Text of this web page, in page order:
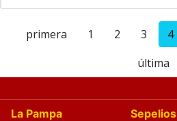
primera 1 2 3 4
última
La Pampa Sepelios